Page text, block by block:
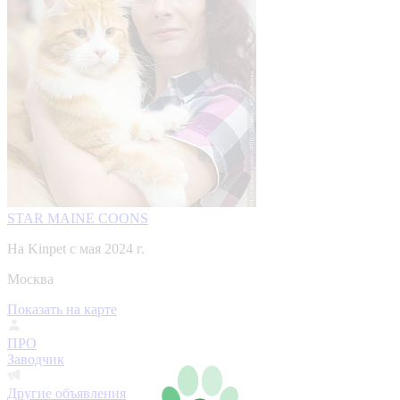
STAR MAINE COONS
На Kinpet c мая 2024 г.
Москва
Показать на карте
ПРО
Заводчик
Другие объявления